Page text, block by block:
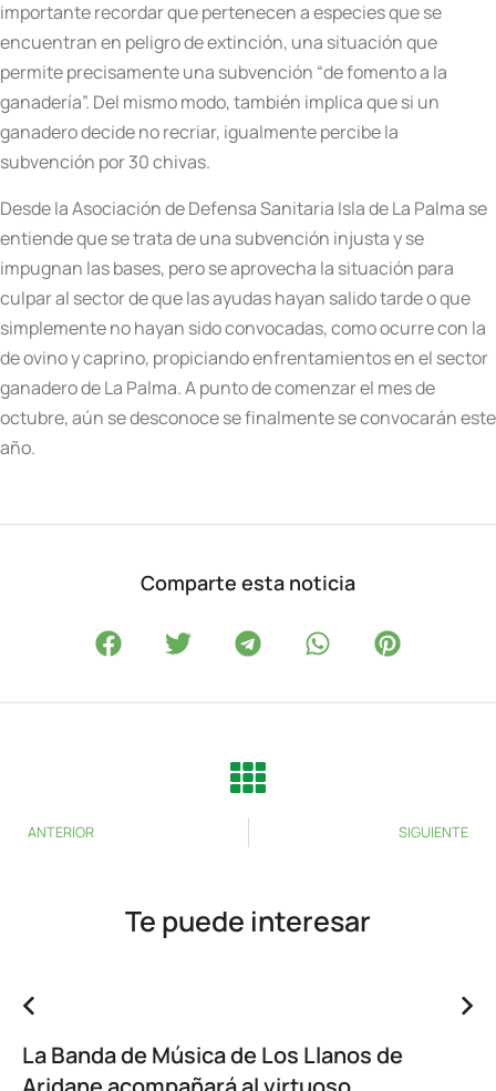
importante recordar que pertenecen a especies que se
encuentran en peligro de extinción, una situación que
permite precisamente una subvención “de fomento a la
ganadería”. Del mismo modo, también implica que si un
ganadero decide no recriar, igualmente percibe la
subvención por 30 chivas.
Desde la Asociación de Defensa Sanitaria Isla de La Palma se
entiende que se trata de una subvención injusta y se
impugnan las bases, pero se aprovecha la situación para
culpar al sector de que las ayudas hayan salido tarde o que
simplemente no hayan sido convocadas, como ocurre con la
de ovino y caprino, propiciando enfrentamientos en el sector
ganadero de La Palma. A punto de comenzar el mes de
octubre, aún se desconoce se finalmente se convocarán este
año.
Comparte esta noticia
ANTERIOR SIGUIENTE
Te puede interesar
La Banda de Música de Los Llanos de